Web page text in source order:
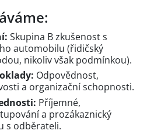
Skupina B zkušenost s
automobilu (řidičský
nikoliv však podmínkou).
Odpovědnost,
a organizační schopnosti.
Příjemné,
a prozákaznický
s odběrateli.